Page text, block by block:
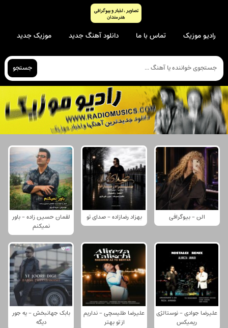
رادیو موزیک تماس با ما دانلود آهنگ جدید موزیک جدید
جستجو
الن - بیوگرافی بهزاد رضازاده - صدای تو
لقمان حسین زاده - باور
نمیکنم
علیرضا جوادی - نوستالژی
ریمیکس
علیرضا طلیسچی - نداریم
از تو بهتر
بابک جهانبخش - یه جور
دیگه